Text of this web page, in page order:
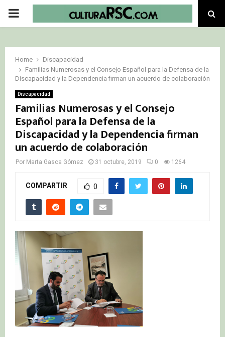
PRIMARY
Home
Discapacidad
Familias Numerosas y el Consejo Español para la Defensa de la
Discapacidad y la Dependencia firman un acuerdo de colaboración
Discapacidad
Familias Numerosas y el Consejo
Español para la Defensa de la
Discapacidad y la Dependencia firman
un acuerdo de colaboración
Por Marta Gasca Gómez 31 octubre, 2019 0 1264
COMPARTIR 0